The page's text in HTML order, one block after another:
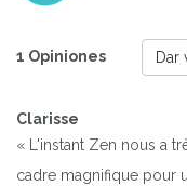
1 Opiniones Dar
Clarisse
« L'instant Zen nous a
cadre magnifique pour